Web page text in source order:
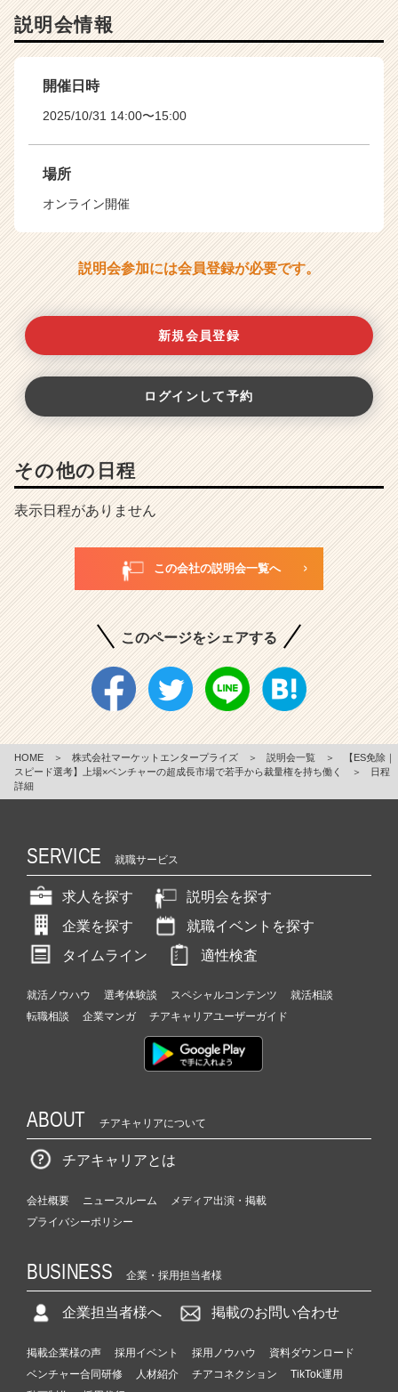
説明会情報
開催日時
2025/10/31 14:00〜15:00
場所
オンライン開催
説明会参加には会員登録が必要です。
新規会員登録
ログインして予約
その他の日程
表示日程がありません
この会社の説明会一覧へ
このページをシェアする
HOME ＞ 株式会社マーケットエンタープライズ ＞ 説明会一覧 ＞
【ES免除｜
スピード選考】上場×ベンチャーの超成長市場で若手から裁量権を持ち働く
＞
日程
詳細
SERVICE 就職サービス
求人を探す
説明会を探す
企業を探す
就職イベントを探す
タイムライン
適性検査
就活ノウハウ 選考体験談 スペシャルコンテンツ
就活相談
転職相談
企業マンガ チアキャリアユーザーガイド
ABOUT チアキャリアについて
チアキャリアとは
会社概要 ニュースルーム
メディア出演・掲載
プライバシーポリシー
BUSINESS 企業・採用担当者様
企業担当者様へ 掲載のお問い合わせ
掲載企業様の声 採用イベント 採用ノウハウ
資料ダウンロード
ベンチャー合同研修
人材紹介 チアコネクション
TikTok運用